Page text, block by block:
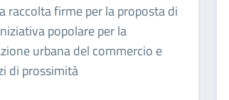
raccolta firme per la proposta di
popolare per la
urbana del commercio e
di prossimità